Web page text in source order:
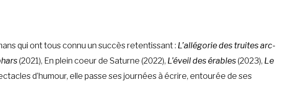
qui ont tous connu un succès retentissant : L’allégorie des truites arc-
(2021), En plein coeur de Saturne (2022), L’éveil des érables(2023), Le
d’humour, elle passe ses journées à écrire, entourée de ses